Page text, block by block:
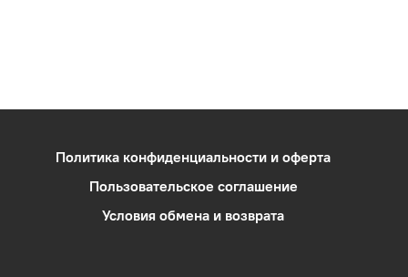
Политика конфиденциальности и оферта
Пользовательское соглашение
Условия обмена и возврата